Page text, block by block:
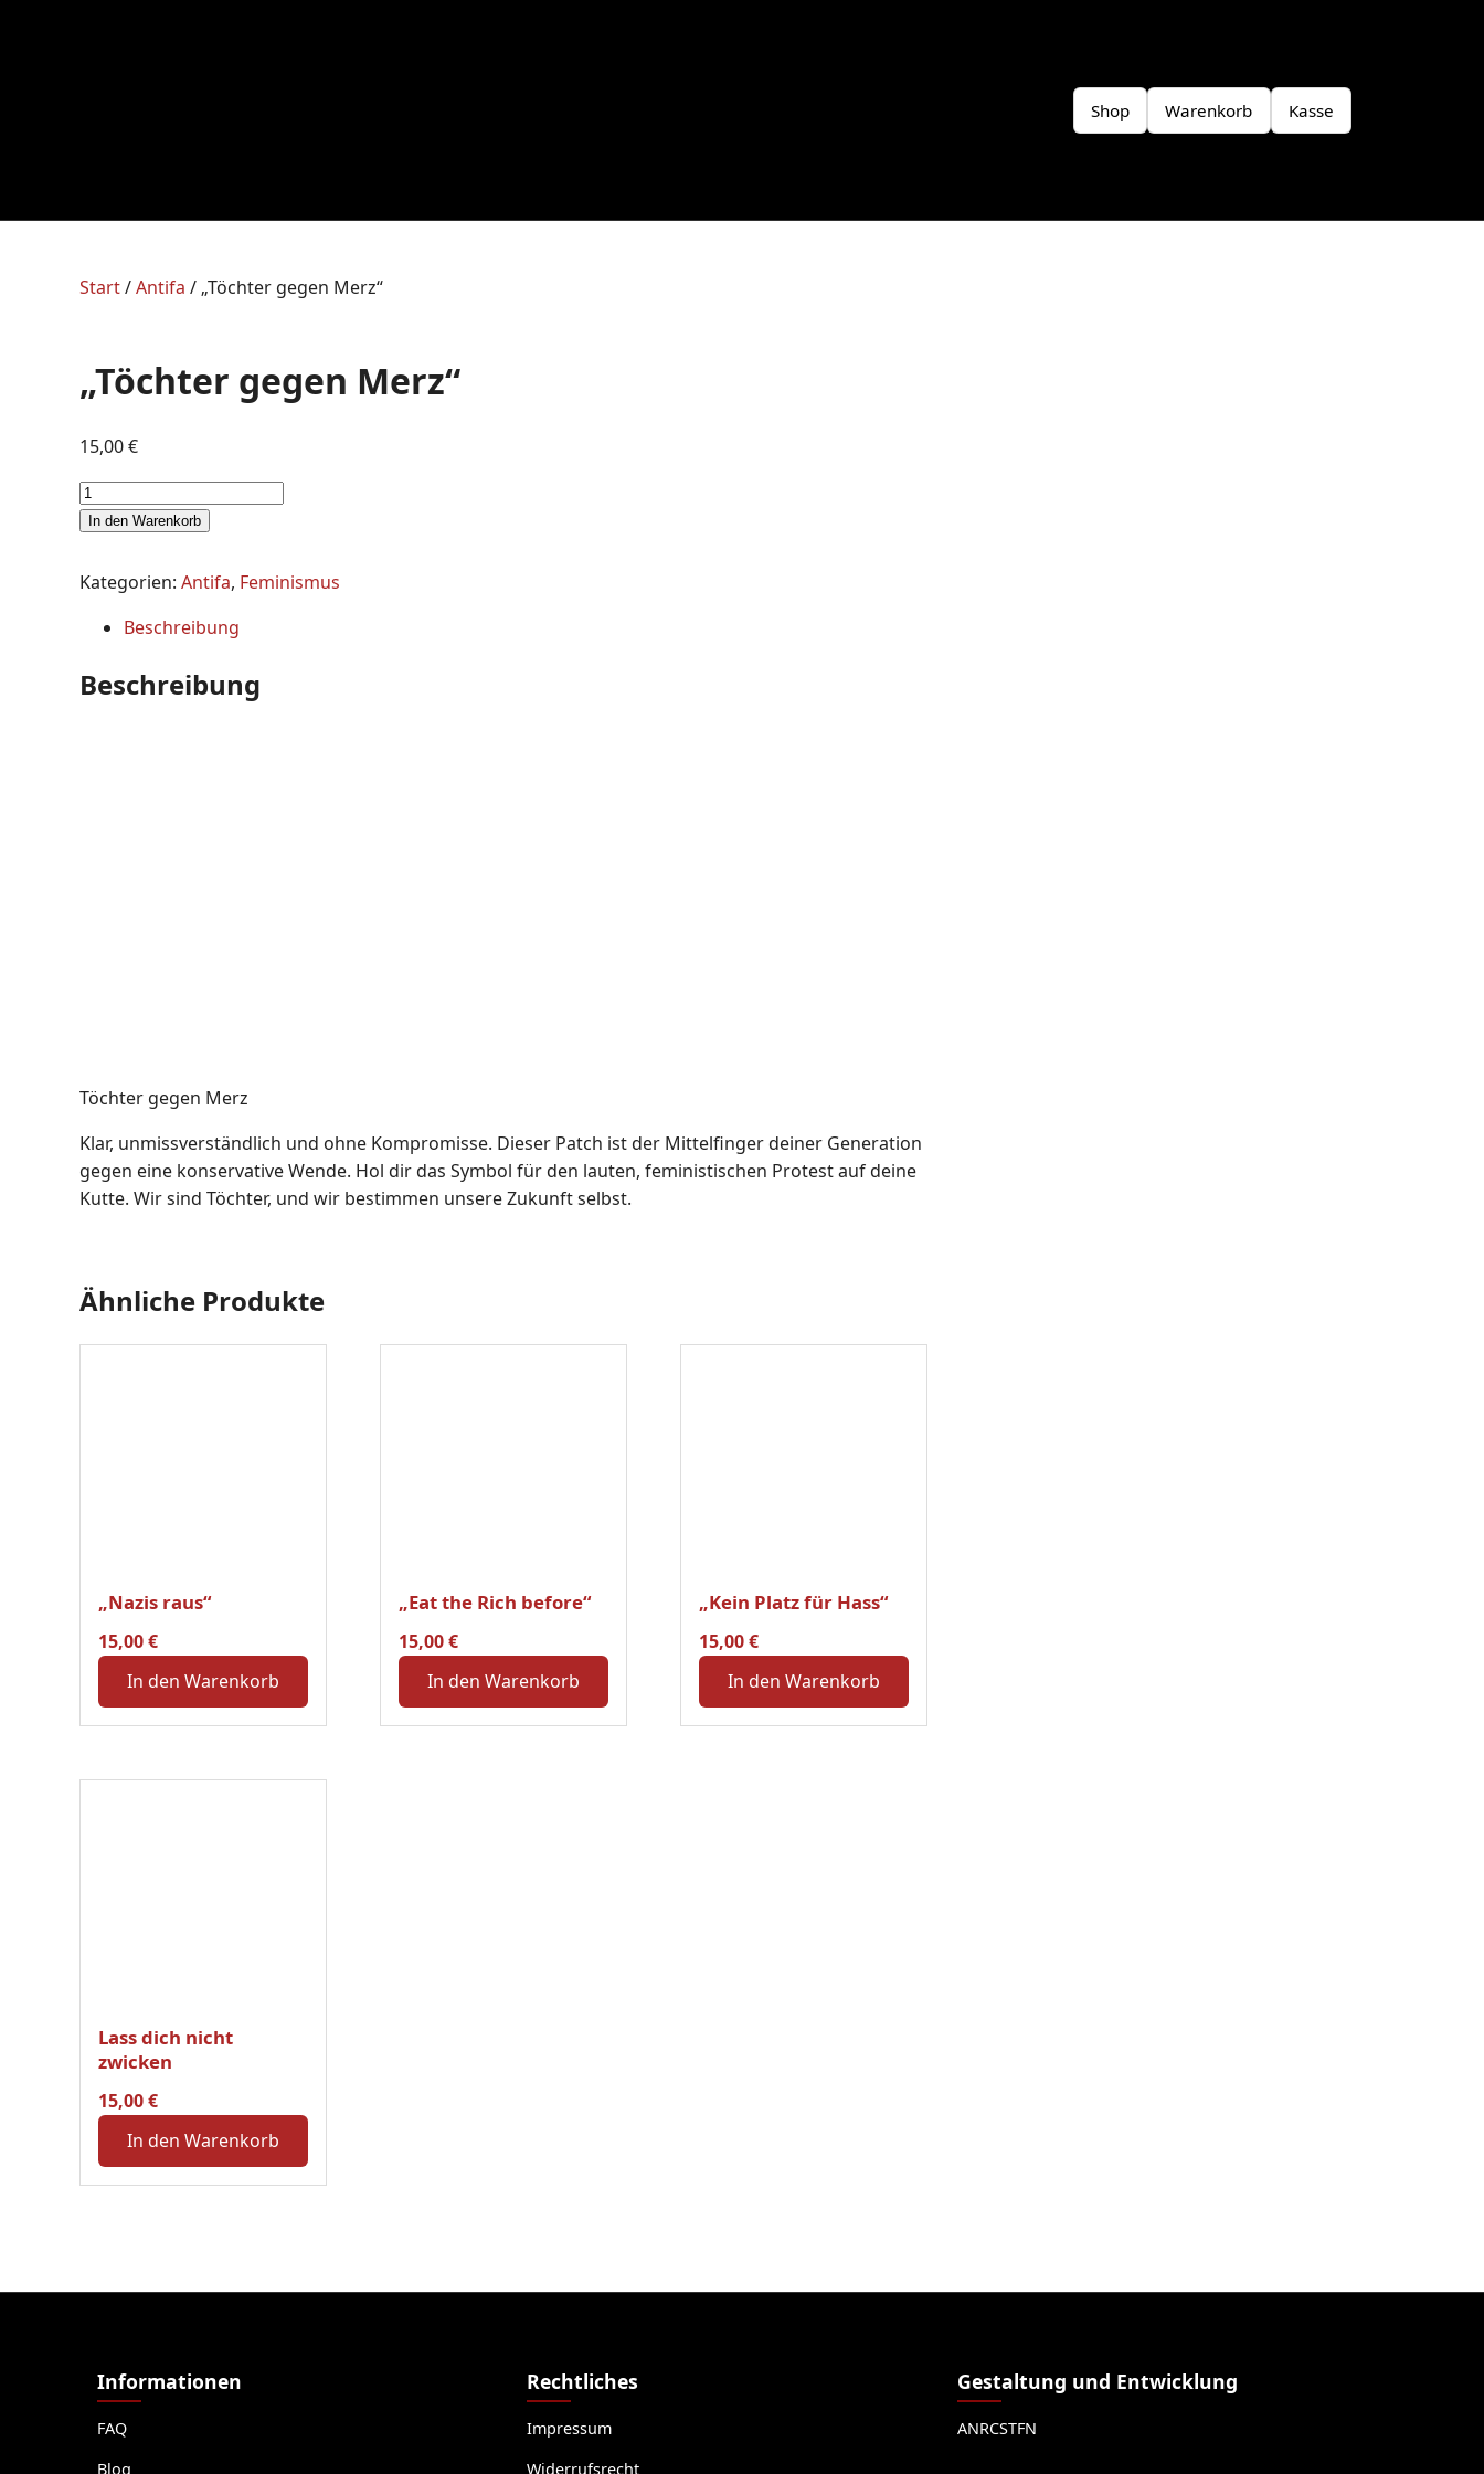
Shop Warenkorb Kasse
Start/Antifa / „Töchter gegen Merz“
„Töchter gegen Merz“
15,00€
In den Warenkorb
Kategorien: Antifa, Feminismus
Beschreibung
Beschreibung
Töchter gegen Merz
Klar, unmissverständlich und ohne Kompromisse. Dieser Patch ist der Mittelfinger deiner Generation
gegen eine konservative Wende. Hol dir das Symbol für den lauten, feministischen Protest auf deine
Kutte. Wir sind Töchter, und wir bestimmen unsere Zukunft selbst.
Ähnliche Produkte
„Nazis raus“
15,00€
In den Warenkorb
„Eat the Rich before“
15,00€
In den Warenkorb
„Kein Platz für Hass“
15,00€
In den Warenkorb
Lass dich nicht
zwicken
15,00€
In den Warenkorb
Informationen
FAQ
Blog
Rechtliches
Impressum
Widerrufsrecht
Gestaltung und Entwicklung
ANRCSTFN